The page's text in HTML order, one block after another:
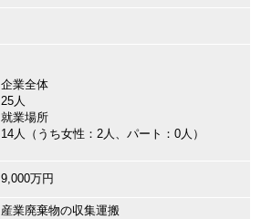
企業全体
25人
就業場所
14人（うち女性：2人、パート：0人）
9,000万円
産業廃棄物の収集運搬